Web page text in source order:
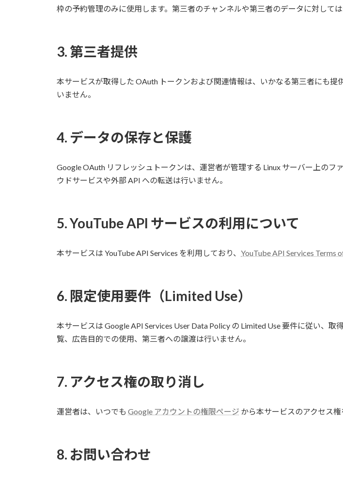
枠の予約管理のみに使用します。第三者のチャンネルや第三者のデータに対しては
3. 第三者提供
本サービスが取得した OAuth トークンおよび関連情報は、いかなる第三者にも
いません。
4. データの保存と保護
Google OAuth リフレッシュトークンは、運営者が管理する Linux サーバー上の
ウドサービスや外部 API への転送は行いません。
5. YouTube API サービスの利用について
本サービスは YouTube API Services を利用しており、 YouTube API Services Terms
6. 限定使用要件（Limited Use）
本サービスは Google API Services User Data Policy の Limited Use 要件に従い、
覧、広告目的での使用、第三者への譲渡は行いません。
7. アクセス権の取り消し
運営者は、いつでも Google アカウントの権限ページ から本サービスのアクセス権
8. お問い合わせ